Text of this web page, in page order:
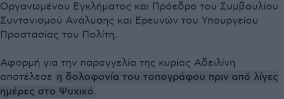
Οργανωμένου Εγκλήματος και Πρόεδρο του Συμβουλίου
Συντονισμού Ανάλυσης και Ερευνών του Υπουργείου
Προστασίας του Πολίτη.
Αφορμή για την παραγγελία της κυρίας Αδειλίνη
αποτέλεσε η δολοφονία του τοπογράφου πριν από λίγες
ημέρες στο Ψυχικό.